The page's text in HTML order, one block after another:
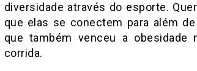
diversidade através do esporte.
que elas se conectem para além
que também venceu a
corrida.